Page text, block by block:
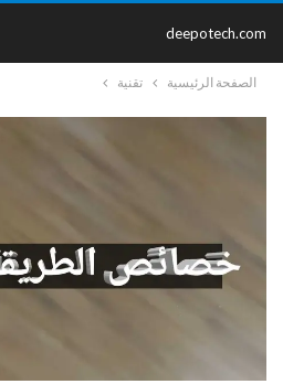
deepotech.com
الصفحة الرئيسية تقنية